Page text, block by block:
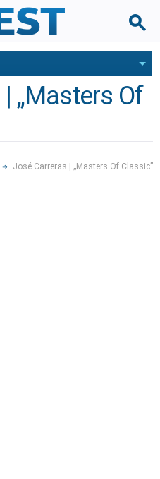
„Masters Of
José Carreras | „Masters Of Classic”